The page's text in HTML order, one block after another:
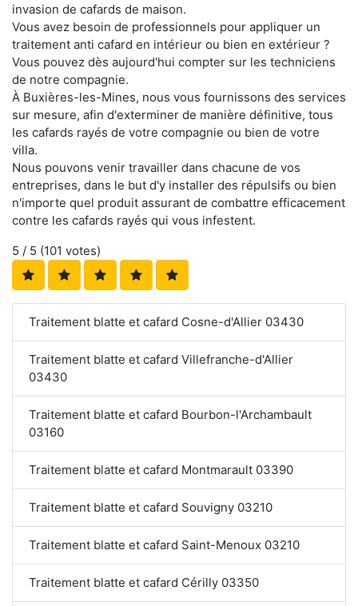
invasion de cafards de maison.
Vous avez besoin de professionnels pour appliquer un
traitement anti cafard en intérieur ou bien en extérieur ?
Vous pouvez dès aujourd'hui compter sur les techniciens
de notre compagnie.
À Buxières-les-Mines, nous vous fournissons des services
sur mesure, afin d'exterminer de manière définitive, tous
les cafards rayés de votre compagnie ou bien de votre
villa.
Nous pouvons venir travailler dans chacune de vos
entreprises, dans le but d'y installer des répulsifs ou bien
n'importe quel produit assurant de combattre efficacement
contre les cafards rayés qui vous infestent.
5 / 5 (101 votes)
Traitement blatte et cafard Cosne-d'Allier 03430
Traitement blatte et cafard Villefranche-d'Allier
03430
Traitement blatte et cafard Bourbon-l'Archambault
03160
Traitement blatte et cafard Montmarault 03390
Traitement blatte et cafard Souvigny 03210
Traitement blatte et cafard Saint-Menoux 03210
Traitement blatte et cafard Cérilly 03350